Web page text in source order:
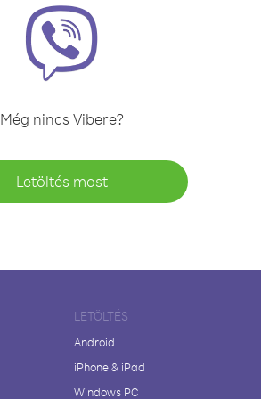
Még nincs Vibere?
Letöltés most
LETÖLTÉS
Android
iPhone & iPad
Windows PC